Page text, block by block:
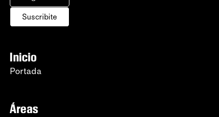
Suscribite
Inicio
Portada
Áreas